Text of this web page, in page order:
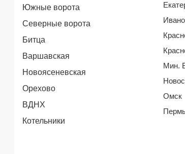
Южные ворота
Северные ворота
Битца
Варшавская
Новоясеневская
Орехово
ВДНХ
Котельники
Мин.
Омск